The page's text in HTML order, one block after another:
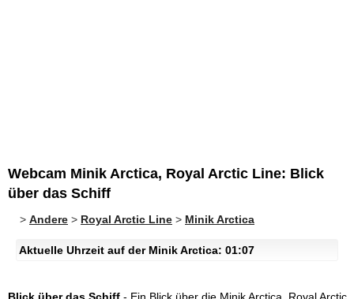
Webcam Minik Arctica, Royal Arctic Line: Blick
über das Schiff
> Andere > Royal Arctic Line > Minik Arctica
Aktuelle Uhrzeit auf der Minik Arctica: 01:07